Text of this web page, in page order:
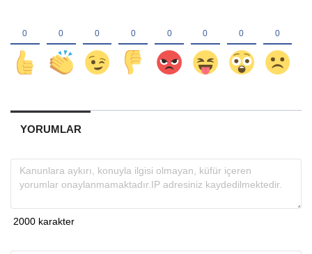
YORUMLAR